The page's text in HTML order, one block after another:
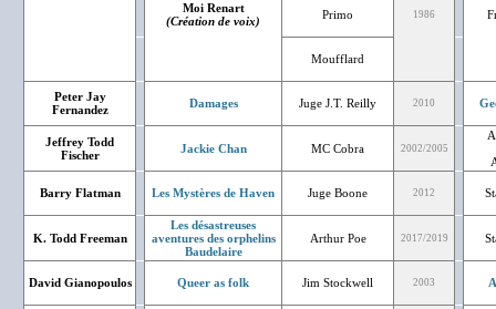
Moi Renart
(Création de voix)
1986
Primo
Moufflard
Peter Jay
Fernandez
Damages Juge J.T. Reilly 2010
Jeffrey Todd
Fischer
Jackie Chan MC Cobra 2002/2005
Barry Flatman Les Mystères de Haven Juge Boone 2012
K. Todd Freeman
Les désastreuses
aventures des orphelins
Baudelaire
Arthur Poe 2017/2019
David Gianopoulos Queer as folk Jim Stockwell 2003